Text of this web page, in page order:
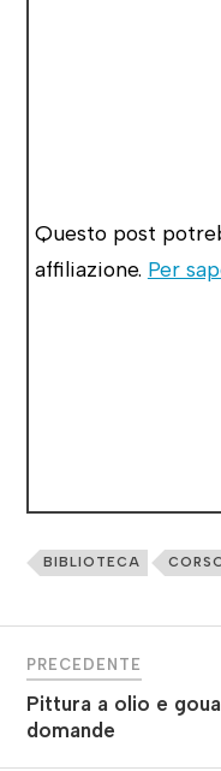
Questo post
affiliazione. Per
BIBLIOTECA
PRECEDENTE
Pittura a olio e
domande